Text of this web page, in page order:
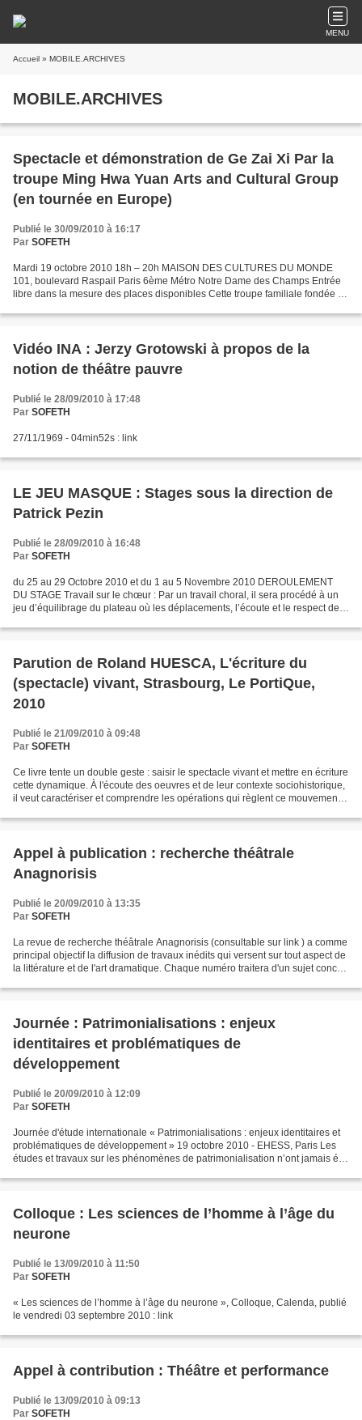
MENU
Accueil » MOBILE.ARCHIVES
MOBILE.ARCHIVES
Spectacle et démonstration de Ge Zai Xi Par la
troupe Ming Hwa Yuan Arts and Cultural Group
(en tournée en Europe)
Publié le 30/09/2010 à 16:17
Par SOFETH
Mardi 19 octobre 2010 18h – 20h MAISON DES CULTURES DU MONDE
101, boulevard Raspail Paris 6ème Métro Notre Dame des Champs Entrée
libre dans la mesure des places disponibles Cette troupe familiale fondée en
Vidéo INA : Jerzy Grotowski à propos de la
notion de théâtre pauvre
Publié le 28/09/2010 à 17:48
Par SOFETH
27/11/1969 - 04min52s : link
LE JEU MASQUE : Stages sous la direction de
Patrick Pezin
Publié le 28/09/2010 à 16:48
Par SOFETH
du 25 au 29 Octobre 2010 et du 1 au 5 Novembre 2010 DEROULEMENT
DU STAGE Travail sur le chœur : Par un travail choral, il sera procédé à un
jeu d’équilibrage du plateau où les déplacements, l’écoute et le respect de
Parution de Roland HUESCA, L'écriture du
(spectacle) vivant, Strasbourg, Le PortiQue,
2010
Publié le 21/09/2010 à 09:48
Par SOFETH
Ce livre tente un double geste : saisir le spectacle vivant et mettre en écriture
cette dynamique. À l'écoute des oeuvres et de leur contexte sociohistorique,
il veut caractériser et comprendre les opérations qui règlent ce mouvement
Appel à publication : recherche théâtrale
Anagnorisis
Publié le 20/09/2010 à 13:35
Par SOFETH
La revue de recherche théâtrale Anagnorisis (consultable sur link ) a comme
principal objectif la diffusion de travaux inédits qui versent sur tout aspect de
la littérature et de l'art dramatique. Chaque numéro traitera d'un sujet concret
Journée : Patrimonialisations : enjeux
identitaires et problématiques de
développement
Publié le 20/09/2010 à 12:09
Par SOFETH
Journée d'étude internationale « Patrimonialisations : enjeux identitaires et
problématiques de développement » 19 octobre 2010 - EHESS, Paris Les
études et travaux sur les phénomènes de patrimonialisation n’ont jamais été
Colloque : Les sciences de l’homme à l’âge du
neurone
Publié le 13/09/2010 à 11:50
Par SOFETH
« Les sciences de l’homme à l’âge du neurone », Colloque, Calenda, publié
le vendredi 03 septembre 2010 : link
Appel à contribution : Théâtre et performance
Publié le 13/09/2010 à 09:13
Par SOFETH